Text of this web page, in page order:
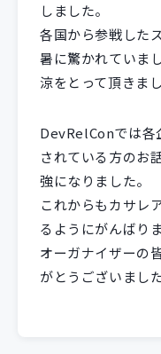
しました。
各国から参戦した
暑に驚かれていま
涼をとって頂きまし
DevRelConでは各
されている方のお
強になりました。
これからもカサレ
るようにがんばり
オーガナイザーの
がとうございまし